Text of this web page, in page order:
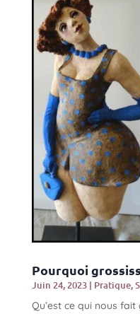
Pourquoi
Juin 24, 2023| Pratique,
Qu’est ce qui nous